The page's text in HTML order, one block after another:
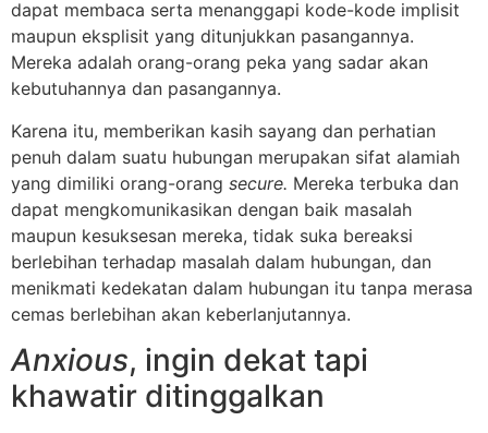
dapat membaca serta menanggapi kode-kode implisit
maupun eksplisit yang ditunjukkan pasangannya.
Mereka adalah orang-orang peka yang sadar akan
kebutuhannya dan pasangannya.
Karena itu, memberikan kasih sayang dan perhatian
penuh dalam suatu hubungan merupakan sifat alamiah
yang dimiliki orang-orang secure. Mereka terbuka dan
dapat mengkomunikasikan dengan baik masalah
maupun kesuksesan mereka, tidak suka bereaksi
berlebihan terhadap masalah dalam hubungan, dan
menikmati kedekatan dalam hubungan itu tanpa merasa
cemas berlebihan akan keberlanjutannya.
Anxious, ingin dekat tapi
khawatir ditinggalkan